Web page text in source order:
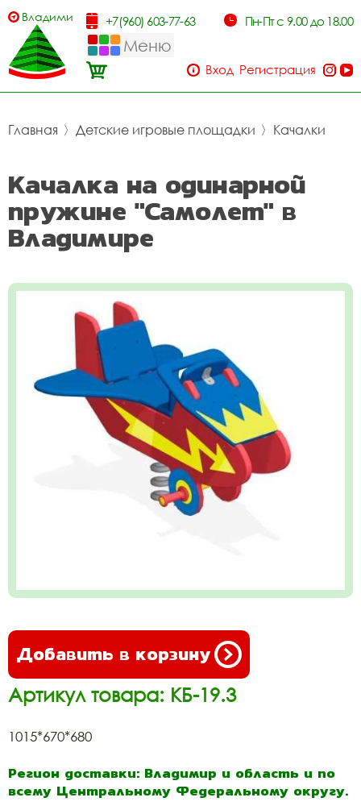
Владимир +7(960) 603-77-63 Пн-Пт с 9.00 до 18.00
Меню
Вход Регистрация
Главная 〉 Детские игровые площадки 〉 Качалки
Качалка на одинарной
пружине "Самолет" в
Владимире
Добавить в корзину
Артикул товара: КБ-19.3
1015*670*680
Регион доставки: Владимир и область и по
всему Центральному Федеральному округу.